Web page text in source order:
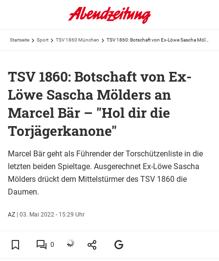
Startseite Sport TSV 1860 München
TSV 1860: Botschaft von Ex-
Löwe Sascha Mölders an
Marcel Bär – "Hol dir die
Torjägerkanone"
Marcel Bär geht als Führender der Torschützenliste in die
letzten beiden Spieltage. Ausgerechnet Ex-Löwe Sascha
Mölders drückt dem Mittelstürmer des TSV 1860 die
Daumen.
AZ | 03. Mai 2022 - 15:29 Uhr
0